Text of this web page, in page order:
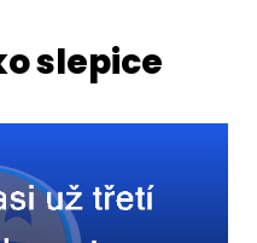
slepice